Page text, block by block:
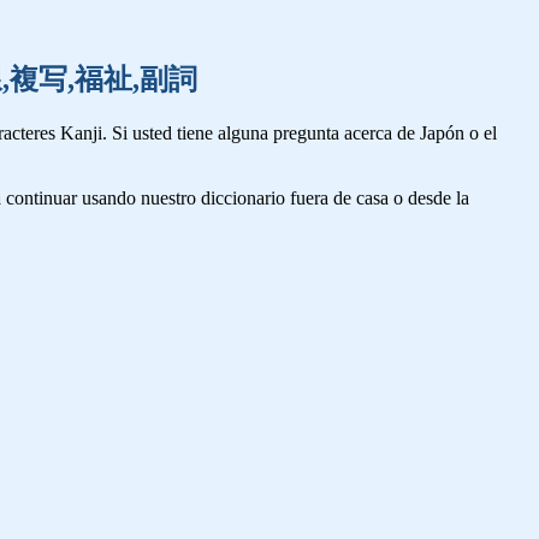
写,福祉,副詞
Kanji. Si usted tiene alguna pregunta acerca de Japón o el
continuar usando nuestro diccionario fuera de casa o desde la